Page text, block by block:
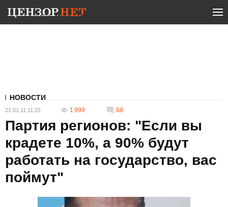
НОВОСТИ
21.01.11 11:22 1 999 68
Партия регионов: "Если вы
крадете 10%, а 90% будут
работать на государство, вас
поймут"